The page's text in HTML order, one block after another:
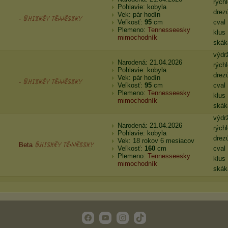
- ꅏꃅꀤꌗꀘꍟꌩ ꓄ꍟꈤꈤꍟꌗꌗꀘꌩ
Pohlavie: kobyla
Vek: pár hodín
Veľkosť: 95 cm
Plemeno: Tennesseesky
mimochodník
cval
klus
- ꅏꃅꀤꌗꀘꍟꌩ ꓄ꍟꈤꈤꍟꌗꌗꀘꌩ
Narodená: 21.04.2026
Pohlavie: kobyla
Vek: pár hodín
Veľkosť: 95 cm
Plemeno: Tennesseesky
mimochodník
cval
klus
Beta ꅏꃅꀤꌗꀘꍟꌩ ꓄ꍟꈤꈤꍟꌗꌗꀘꌩ
Narodená: 21.04.2026
Pohlavie: kobyla
Vek: 18 rokov 6 mesiacov
Veľkosť: 160 cm
Plemeno: Tennesseesky
mimochodník
cval
klus